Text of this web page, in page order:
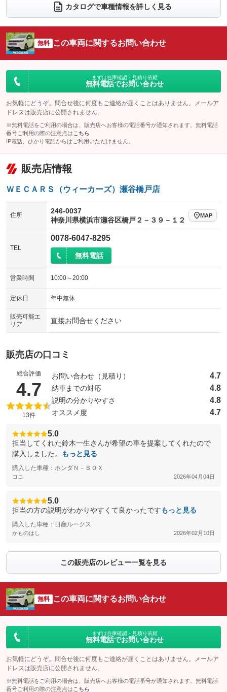
電動リアゲート フロントカメラ
：装備なし
：装備なし ：装備なし
サイドカメラ
：装備なし ルーフレール
：装備なし
：装備なし
：装備なし
カタログで車種情報を詳しく見る
無料 この車両に関するお問い合わせ
まずは在庫確認・見積り依頼
無料電話でお問い合わせ
お気軽にどうぞ。問合せ後に何度もご連絡が届くことはありません。メールア
ドレスは販売店に公開されません。
※無料電話をご利用の場合は、販売店へお客様の電話番号が通知されます。無料電話
番号ご利用の際の注意点は こちら
IP電話、ひかり電話からはご利用いただけません。
販売店情報
ＷＥＣＡＲＳ（ウィーカーズ）瀬谷橋戸店
住所
246-0037
神奈川県横浜市瀬谷区橋戸２－３９－１２
MAP
TEL
0078-6047-8295
無料電話
営業時間 10:00～20:00
定休日 年中無休
販売可能エ
リア
直接お問合せください
販売店の口コミ
総合評価
4.7 （5点満点中）
13件
お問い合わせ（見積り） 4.7
納車までの対応 4.8
説明の分かりやすさ 4.8
オススメ度 4.7
5.0
担当してくれた鈴木一生さんが希望の車を提案してくれたので
購入しました。
もっと見る
購入した車種：ホンダＮ－ＢＯＸ
ココ 2026年04月04日
5.0
担当の方の説明がわかりやすくて良かったですもっと見る
購入した車種：日産ルークス
かものはし 2026年02月10日
この販売店のレビュー一覧を見る
無料 この車両に関するお問い合わせ
まずは在庫確認・見積り依頼
無料電話でお問い合わせ
お気軽にどうぞ。問合せ後に何度もご連絡が届くことはありません。メールア
ドレスは販売店に公開されません。
※無料電話をご利用の場合は、販売店へお客様の電話番号が通知されます。無料電話
番号ご利用の際の注意点は こちら